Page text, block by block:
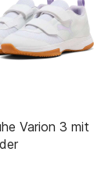
Varion 3 mit